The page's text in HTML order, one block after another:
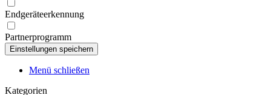
Endgeräteerkennung
Partnerprogramm
Menü schließen
Kategorien